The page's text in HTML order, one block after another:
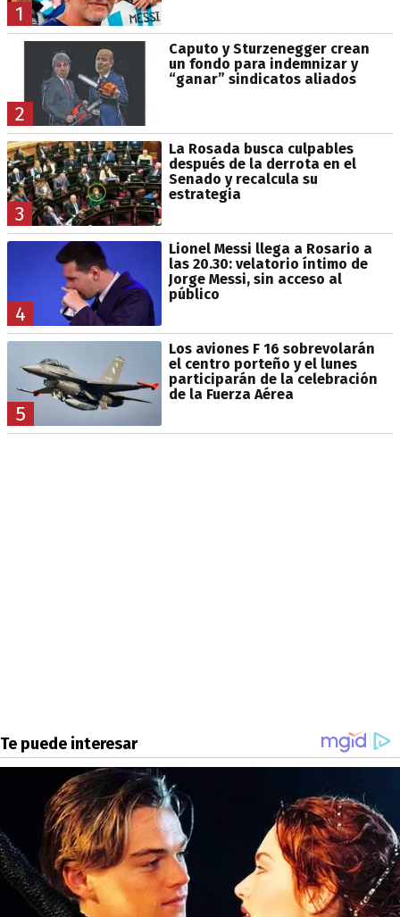
1
2
Caputo y Sturzenegger crean
un fondo para indemnizar y
“ganar” sindicatos aliados
3
La Rosada busca culpables
después de la derrota en el
Senado y recalcula su
estrategia
4
Lionel Messi llega a Rosario a
las 20.30: velatorio íntimo de
Jorge Messi, sin acceso al
público
5
Los aviones F 16 sobrevolarán
el centro porteño y el lunes
participarán de la celebración
de la Fuerza Aérea